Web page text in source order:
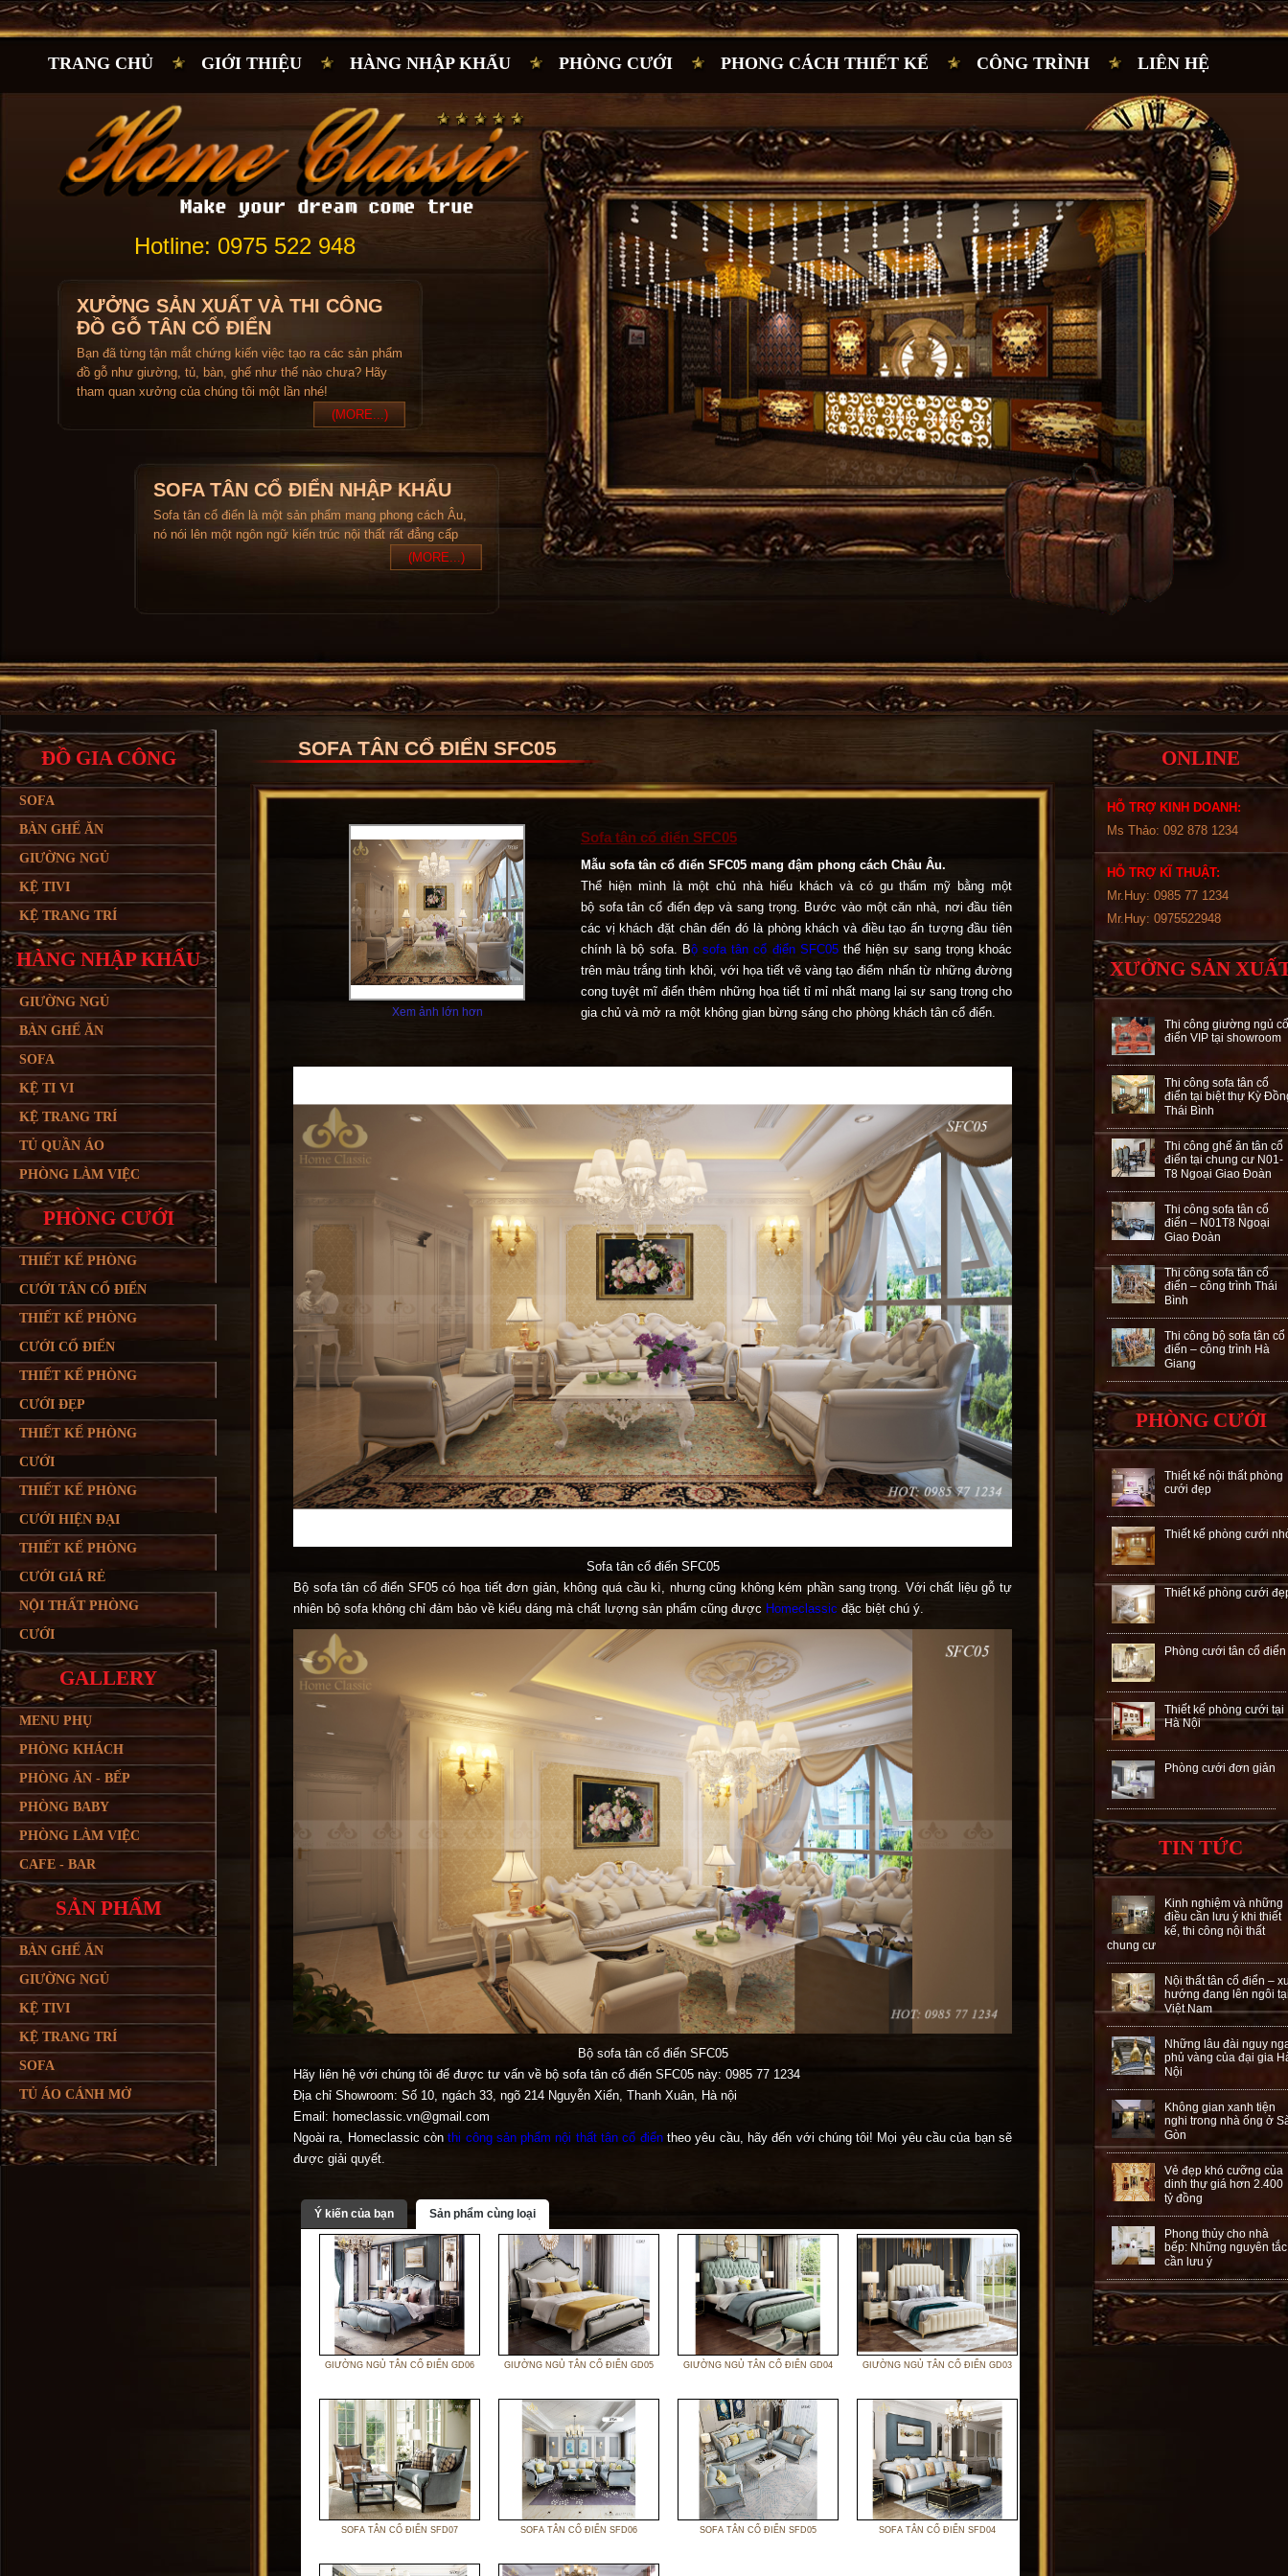
TRANG CHỦ GIỚI THIỆU HÀNG NHẬP KHẨU PHÒNG CƯỚI PHONG CÁCH THIẾT KẾ CÔNG TRÌNH LIÊN HỆ
Hotline: 0975 522 948
XƯỞNG SẢN XUẤT VÀ THI CÔNG
ĐỒ GỖ TÂN CỔ ĐIỂN
Bạn đã từng tận mắt chứng kiến việc tạo ra các sản phẩm
đồ gỗ như giường, tủ, bàn, ghế như thế nào chưa? Hãy
tham quan xưởng của chúng tôi một lần nhé!
(MORE...)
SOFA TÂN CỔ ĐIỂN NHẬP KHẨU
Sofa tân cổ điển là một sản phẩm mang phong cách Âu,
nó nói lên một ngôn ngữ kiến trúc nội thất rất đẳng cấp
(MORE...)
ĐỒ GIA CÔNG
SOFA
BÀN GHẾ ĂN
GIƯỜNG NGỦ
KỆ TIVI
KỆ TRANG TRÍ
HÀNG NHẬP KHẨU
GIƯỜNG NGỦ
BÀN GHẾ ĂN
SOFA
KỆ TI VI
KỆ TRANG TRÍ
TỦ QUẦN ÁO
PHÒNG LÀM VIỆC
PHÒNG CƯỚI
THIẾT KẾ PHÒNG
CƯỚI TÂN CỔ ĐIỂN
THIẾT KẾ PHÒNG
CƯỚI CỔ ĐIỂN
THIẾT KẾ PHÒNG
CƯỚI ĐẸP
THIẾT KẾ PHÒNG
CƯỚI
THIẾT KẾ PHÒNG
CƯỚI HIỆN ĐẠI
THIẾT KẾ PHÒNG
CƯỚI GIÁ RẺ
NỘI THẤT PHÒNG
CƯỚI
GALLERY
MENU PHỤ
PHÒNG KHÁCH
PHÒNG ĂN - BẾP
PHÒNG BABY
PHÒNG LÀM VIỆC
CAFE - BAR
SẢN PHẨM
BÀN GHẾ ĂN
GIƯỜNG NGỦ
KỆ TIVI
KỆ TRANG TRÍ
SOFA
TỦ ÁO CÁNH MỞ
SOFA TÂN CỔ ĐIỂN SFC05
Xem ảnh lớn hơn
Sofa tân cổ điển SFC05
Mẫu sofa tân cổ điển SFC05 mang đậm phong cách Châu Âu.
Thể hiện mình là một chủ nhà hiếu khách và có gu thẩm mỹ bằng một
bộ sofa tân cổ điển đẹp và sang trọng. Bước vào một căn nhà, nơi đầu tiên
các vị khách đặt chân đến đó là phòng khách và điều tạo ấn tượng đầu tiên
chính là bộ sofa. Bộ sofa tân cổ điển SFC05thể hiện sự sang trọng khoác
trên màu trắng tinh khôi, với họa tiết vẽ vàng tạo điểm nhấn từ những đường
cong tuyệt mĩ điển thêm những họa tiết tỉ mỉ nhất mang lại sự sang trọng cho
gia chủ và mở ra một không gian bừng sáng cho phòng khách tân cổ điển.
Sofa tân cổ điển SFC05
Bộ sofa tân cổ điển SF05 có họa tiết đơn giản, không quá cầu kì, nhưng cũng không kém phần sang trọng. Với chất liệu gỗ tự
nhiên bộ sofa không chỉ đảm bảo về kiểu dáng mà chất lượng sản phẩm cũng được Homeclassic đặc biệt chú ý.
Bộ sofa tân cổ điển SFC05
Hãy liên hệ với chúng tôi để được tư vấn về bộ sofa tân cổ điển SFC05 này: 0985 77 1234
Địa chỉ Showroom: Số 10, ngách 33, ngõ 214 Nguyễn Xiển, Thanh Xuân, Hà nội
Email: homeclassic.vn@gmail.com
Ngoài ra, Homeclassic cònthi công sản phẩm nội thất tân cổ điểntheo yêu cầu, hãy đến với chúng tôi! Mọi yêu cầu của bạn sẽ
được giải quyết.
Ý kiến của bạn Sản phẩm cùng loại
GIƯỜNG NGỦ TÂN CỔ ĐIỂN GD06 GIƯỜNG NGỦ TÂN CỔ ĐIỂN GD05 GIƯỜNG NGỦ TÂN CỔ ĐIỂN GD04 GIƯỜNG NGỦ TÂN CỔ ĐIỂN GD03
SOFA TÂN CỔ ĐIỂN SFD07 SOFA TÂN CỔ ĐIỂN SFD06 SOFA TÂN CỔ ĐIỂN SFD05 SOFA TÂN CỔ ĐIỂN SFD04
ONLINE
HỖ TRỢ KINH DOANH:
Ms Thảo: 092 878 1234
HỖ TRỢ KĨ THUẬT:
Mr.Huy: 0985 77 1234
Mr.Huy: 0975522948
XƯỞNG SẢN
Thi công giường ngủ cổ
điển VIP tại showroom
Thi công sofa tân cổ
điển tại biệt thự Kỳ
Thái Bình
Thi công ghế ăn tân cổ
điển tại chung cư N01-
T8 Ngoại Giao Đoàn
Thi công sofa tân cổ
điển – N01T8 Ngoại
Giao Đoàn
Thi công sofa tân cổ
điển – công trình Thái
Bình
Thi công bộ sofa tân cổ
điển – công trình Hà
Giang
PHÒNG CƯỚI
Thiết kế nội thất phòng
cưới đẹp
Thiết kế phòng cưới
Thiết kế phòng cưới
Phòng cưới tân cổ điển
Thiết kế phòng cưới tại
Hà Nội
Phòng cưới đơn giản
TIN TỨC
Kinh nghiệm và những
điều cần lưu ý khi thiết
kế, thi công nội thất
chung cư
Nội thất tân cổ điển –
hướng đang lên ngôi
Việt Nam
Những lâu đài nguy
phủ vàng của đại gia
Nội
Không gian xanh tiện
nghi trong nhà ống ở
Gòn
Vẻ đẹp khó cưỡng của
dinh thự giá hơn 2.400
tỷ đồng
Phong thủy cho nhà
bếp: Những nguyên tắc
cần lưu ý